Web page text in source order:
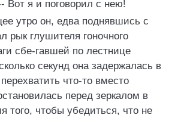
Вот я и поговорил с нею!
утро он, едва поднявшись с
рык глушителя гоночного
сбе-гавшей по лестнице
секунд она задержалась в
что-то вместо
перед зеркалом в
того, чтобы убедиться, что не